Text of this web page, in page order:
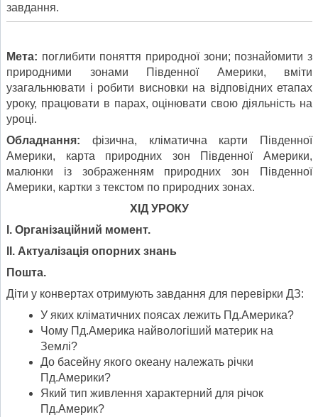
завдання.
Мета: поглибити поняття природної зони; познайомити з
природними зонами Південної Америки, вміти
узагальнювати і робити висновки на відповідних етапах
уроку, працювати в парах, оцінювати свою діяльність на
уроці.
Обладнання: фізична, кліматична карти Південної
Америки, карта природних зон Південної Америки,
малюнки із зображенням природних зон Південної
Америки, картки з текстом по природних зонах.
ХІД УРОКУ
І. Організаційний момент.
ІІ. Актуалізація опорних знань
Пошта.
Діти у конвертах отримують завдання для перевірки ДЗ:
У яких кліматичних поясах лежить Пд.Америка?
Чому Пд.Америка найвологіший материк на
Землі?
До басейну якого океану належать річки
Пд.Америки?
Який тип живлення характерний для річок
Пд.Америк?